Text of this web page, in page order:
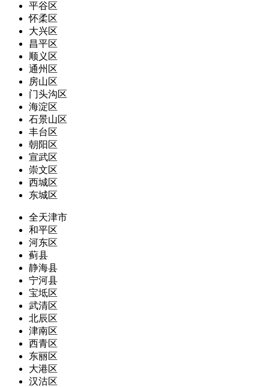
平谷区
怀柔区
大兴区
昌平区
顺义区
通州区
房山区
门头沟区
海淀区
石景山区
丰台区
朝阳区
宣武区
崇文区
西城区
东城区
全天津市
和平区
河东区
蓟县
静海县
宁河县
宝坻区
武清区
北辰区
津南区
西青区
东丽区
大港区
汉沽区